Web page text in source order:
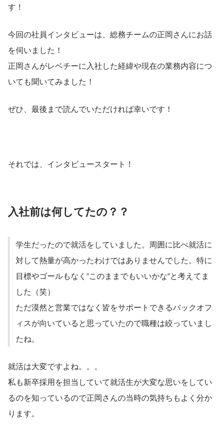
す！
今回の社員インタビューは、総務チームの正岡さんにお話
を伺いました！
正岡さんがレベチーに入社した経緯や現在の業務内容につ
いても聞いてみました！
ぜひ、最後まで読んでいただければ幸いです！
それでは、インタビュースタート！
入社前は何してたの？？
学生だったので就活をしていました。周囲に比べ就活に
対して熱量が高かったわけではありませんでした。特に
目標やゴールもなく”このままでもいいかな”と考えてま
した（笑）
ただ漠然と営業ではなく皆をサポートできるバックオフ
ィスが向いていると思っていたので職種は絞っていまし
たね。
就活は大変ですよね。。。
私も新卒採用を担当していて就活生が大変な思いをしてい
るのを知っているので正岡さんの当時の気持ちもよく分か
ります。